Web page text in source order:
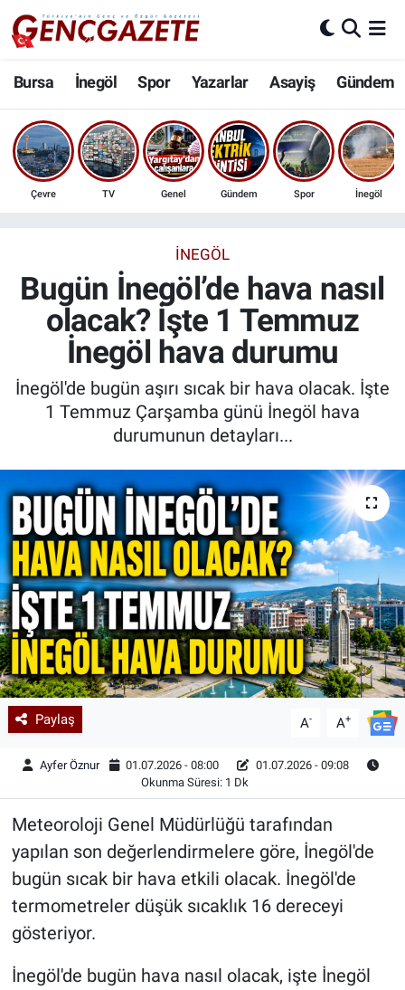
Bursa İnegöl Spor Yazarlar Asayiş Gündem
Çevre TV Genel Gündem Spor İnegöl
İNEGÖL
Bugün İnegöl’de hava nasıl
olacak? İşte 1 Temmuz
İnegöl hava durumu
İnegöl'de bugün aşırı sıcak bir hava olacak. İşte
1 Temmuz Çarşamba günü İnegöl hava
durumunun detayları...
Paylaş A- A+
Ayfer Öznur 01.07.2026 - 08:00
01.07.2026 - 09:08
Okunma Süresi: 1 Dk
Meteoroloji Genel Müdürlüğü tarafından
yapılan son değerlendirmelere göre, İnegöl'de
bugün sıcak bir hava etkili olacak. İnegöl'de
termometreler düşük sıcaklık 16 dereceyi
gösteriyor.
İnegöl'de bugün hava nasıl olacak, işte İnegöl
Bursa
İnegöl
3.SAYFA
Ekonomi
Güncel
İnanç
Kadın & Aile
Kültür & Sanat
Sağlık
Siyaset
Teknoloji
Yazarlar
Astroloji-Rüya
Nöbetçi Eczaneler
Hava Durumu
Trafik Durumu
Son Dakika Haberleri
Haber Arşivi